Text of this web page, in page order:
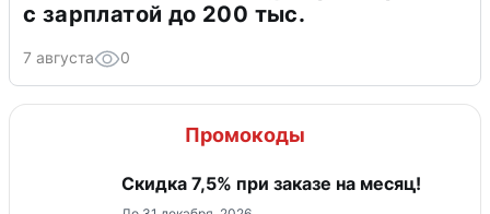
с зарплатой до 200 тыс.
7 августа 0
Промокоды
Скидка 7,5% при заказе на месяц!